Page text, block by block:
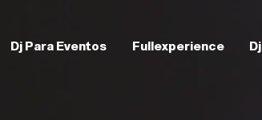
Dj Para Eventos Fullexperience